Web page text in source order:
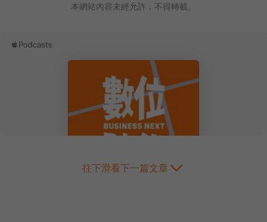
本網站內容未經允許，不得轉載。
往下滑看下一篇文章